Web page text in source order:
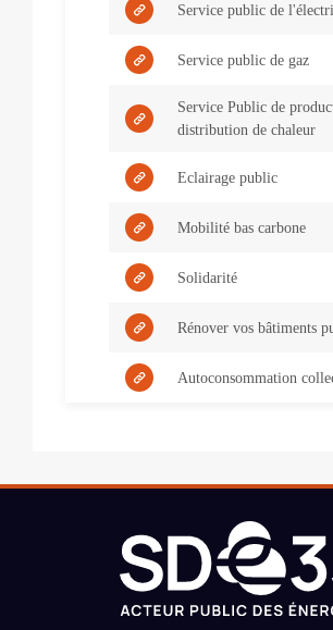
Service public de
Service public de gaz
Service Public de
distribution de chaleur
Eclairage public
Mobilité bas carbone
Solidarité
Rénover vos bâtiments
Autoconsommation